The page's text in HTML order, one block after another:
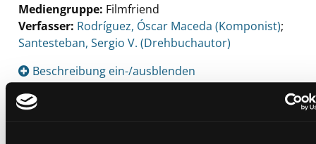
Mediengruppe: Filmfriend
Verfasser: Suche nach diesem Verfasser
Rodríguez, Óscar Maceda (Komponist);
Santesteban, Sergio V. (Drehbuchautor)
Beschreibung ein-/ausblenden
Mehr Informationen ein-/ausblenden